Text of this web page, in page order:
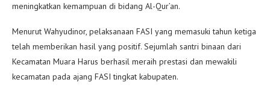
meningkatkan kemampuan di bidang Al-Qur’an.
Menurut Wahyudinor, pelaksanaan FASI yang memasuki tahun ketiga
telah memberikan hasil yang positif. Sejumlah santri binaan dari
Kecamatan Muara Harus berhasil meraih prestasi dan mewakili
kecamatan pada ajang FASI tingkat kabupaten.